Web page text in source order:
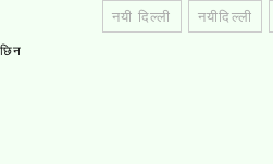
नयी दिल्ली नयीदिल्ली